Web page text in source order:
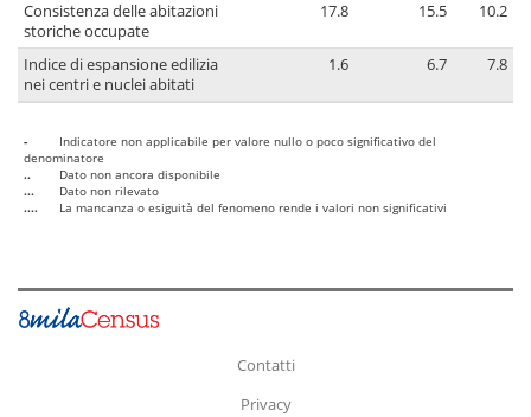
Consistenza delle abitazioni
storiche occupate
17.8 15.5 10.2
Indice di espansione edilizia
nei centri e nuclei abitati
1.6 6.7 7.8
-
Indicatore non applicabile per valore nullo o poco significativo del
denominatore
..
Dato non ancora disponibile
...
Dato non rilevato
....
La mancanza o esiguità del fenomeno rende i valori non significativi
Contatti
Privacy